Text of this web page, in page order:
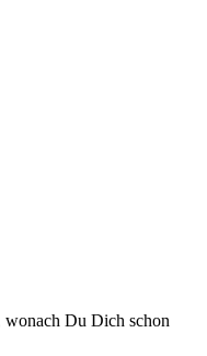
wonach Du Dich schon